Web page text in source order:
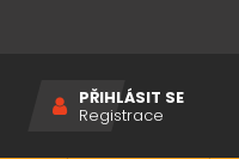
PŘIHLÁSIT SE
Registrace